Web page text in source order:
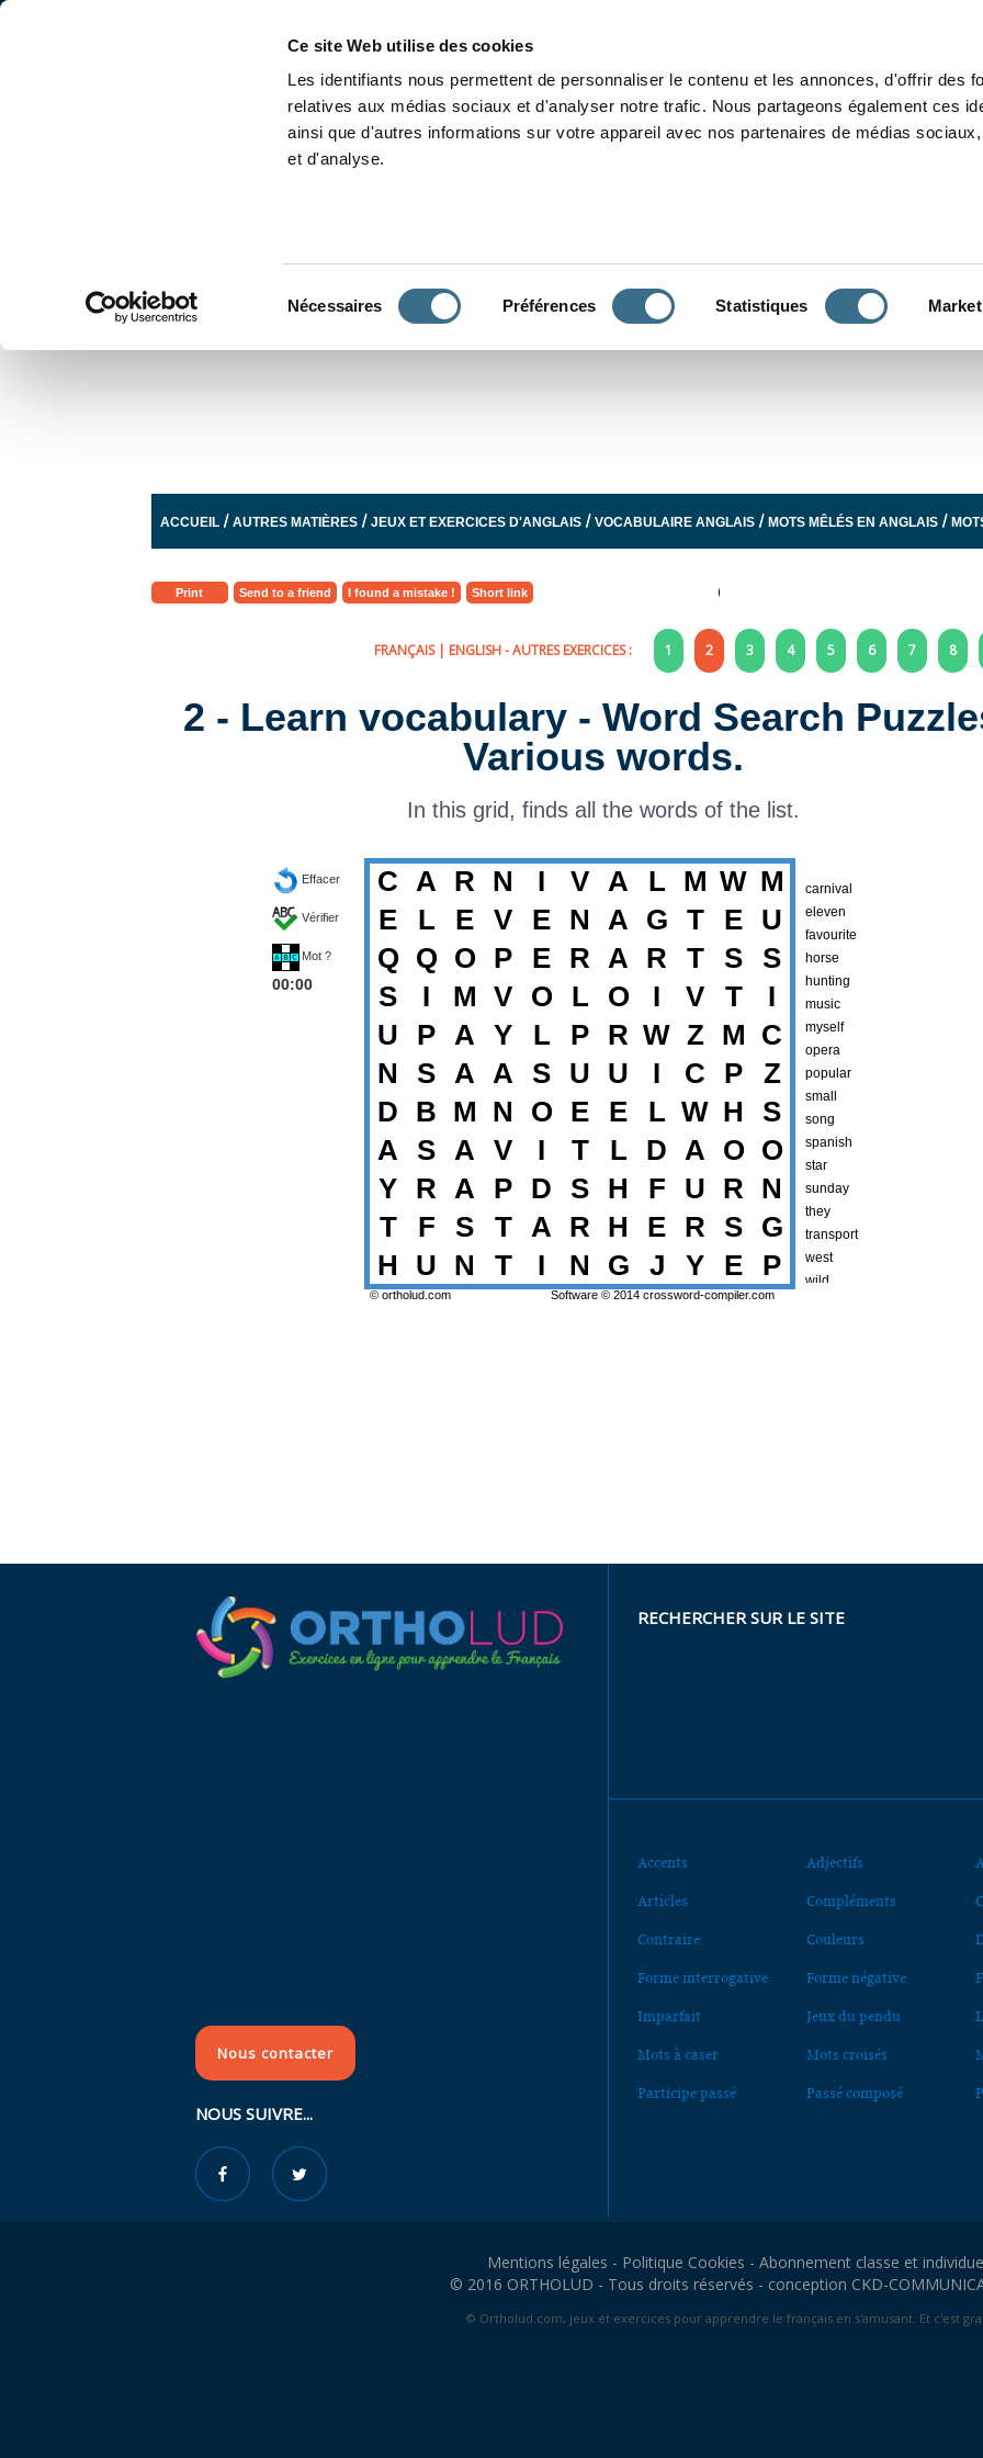
Ce site Web utilise des cookies
Les identifiants nous permettent de personnaliser le contenu et les annonces, d'offrir des
relatives aux médias sociaux et d'analyser notre trafic. Nous partageons également ces
ainsi que d'autres informations sur votre appareil avec nos partenaires de médias
et d'analyse.
Nécessaires Préférences Statistiques
ACCUEIL/ AUTRES MATIÈRES/ JEUX ET EXERCICES D'ANGLAIS/ VOCABULAIRE ANGLAIS/ MOTS MÊLÉS EN ANGLAIS/
ANGLAIS - DIVERS 2
Print Send to a friend I found a mistake ! Short link
FRANÇAIS| ENGLISH- AUTRES EXERCICES : 1 2 3 4 5 6 7 8
2 - Learn vocabulary - Word Search
Various words.
In this grid, finds all the words of the list.
Effacer
Vérifier
Mot ?
00:00
carnival
eleven
favourite
horse
hunting
music
myself
opera
popular
small
song
spanish
star
sunday
they
transport
west
wild
C
E
Q
S
U
N
D
A
Y
T
H
A
L
Q
I
P
S
B
S
R
F
U
R
E
O
M
A
A
M
A
A
S
N
N
V
P
V
Y
A
N
V
P
T
T
I
E
E
O
L
S
O
I
D
A
I
V
N
R
L
P
U
E
T
S
R
N
A
A
A
O
R
U
E
L
H
H
G
L
G
R
I
W
I
L
D
F
E
J
M
T
T
V
Z
C
W
A
U
R
Y
W
E
S
T
M
P
H
O
R
S
E
M
U
S
I
C
Z
S
O
N
G
P
Software © 2014 crossword-compiler.com
© ortholud.com
Nous contacter
NOUS SUIVRE...
RECHERCHER SUR LE SITE
Accents Adjectifs
Articles Compléments
Contraire Couleurs
Forme interrogative Forme négative
Imparfait Jeux du pendu
Mots à caser Mots croisés
Participe passé Passé composé
Mentions légales - Politique Cookies - Abonnement classe et
© 2016 ORTHOLUD - Tous droits réservés - conception CKD-
© Ortholud.com, jeux et exercices pour apprendre le français en s'amusant. Et c'est